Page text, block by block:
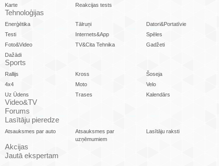
Karte
Reakcijas tests
Tehnoloģijas
Enerģētika Tālruņi
Datori&Portatīvie
Testi
Internets&App
Spēles
Foto&Video
TV&Cita Tehnika
Gadžeti
Dažādi
Sports
Rallijs Kross
Šoseja
4x4
Moto
Velo
Uz Ūdens
Trases Kalendārs
Video&TV
Forums
Lasītāju pieredze
Atsauksmes par auto
Atsauksmes par
uzņēmumiem
Lasītāju raksti
Akcijas
Jautā ekspertam